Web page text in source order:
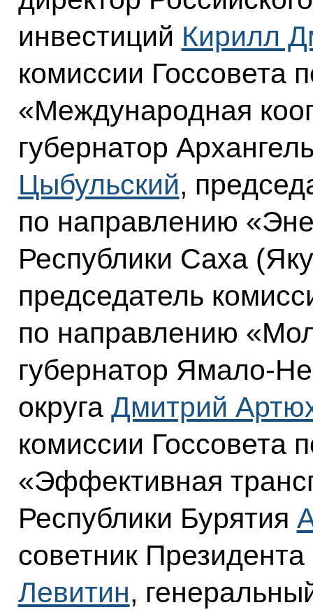
инвестиций Кирилл
комиссии Госсовета
«Международная
губернатор
Цыбульский,
по направлению
Республики Саха
председатель
по направлению
губернатор Ямало-
округа Дмитрий
комиссии Госсовета
«Эффективная
Республики Бурятия
советник
Левитин,